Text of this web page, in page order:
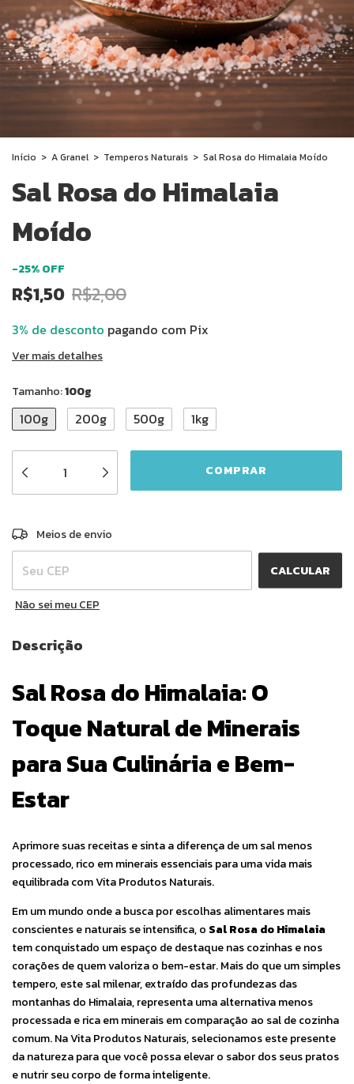
Início > A Granel > Temperos Naturais > Sal Rosa do Himalaia Moído
Sal Rosa do Himalaia
Moído
-25%OFF
R$1,50 R$2,00
3% de desconto pagando com Pix
Ver mais detalhes
Tamanho:100g
100g 200g 500g 1kg
Entregas para o CEP:
Meios de envio
CALCULAR
Não sei meu CEP
Descrição
Sal Rosa do Himalaia: O
Toque Natural de Minerais
para Sua Culinária e Bem-
Estar
Aprimore suas receitas e sinta a diferença de um sal menos
processado, rico em minerais essenciais para uma vida mais
equilibrada com Vita Produtos Naturais.
Em um mundo onde a busca por escolhas alimentares mais
conscientes e naturais se intensifica, o Sal Rosa do Himalaia
tem conquistado um espaço de destaque nas cozinhas e nos
corações de quem valoriza o bem-estar. Mais do que um simples
tempero, este sal milenar, extraído das profundezas das
montanhas do Himalaia, representa uma alternativa menos
processada e rica em minerais em comparação ao sal de cozinha
comum. Na Vita Produtos Naturais, selecionamos este presente
da natureza para que você possa elevar o sabor dos seus pratos
e nutrir seu corpo de forma inteligente.